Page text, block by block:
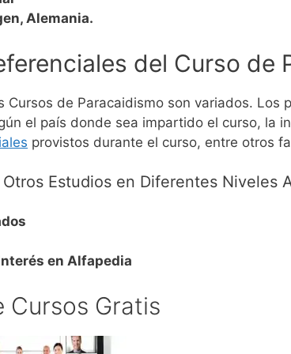
Alemania.
del Curso de
Cursos de Paracaidismo son variados.
el país donde sea impartido el curso, la
provistos durante el curso, entre otros
Estudios en Diferentes Niveles
en Alfapedia
Cursos Gratis